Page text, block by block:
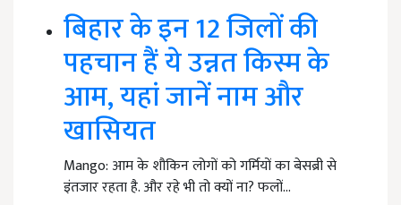
बिहार के इन 12 जिलों की
पहचान हैं ये उन्नत किस्म के
आम, यहां जानें नाम और
खासियत
Mango: आम के शौकिन लोगों को गर्मियों का बेसब्री से
इंतजार रहता है. और रहे भी तो क्यों ना? फलों…